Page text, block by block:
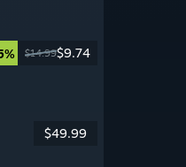
$14.99$9.74
$49.99